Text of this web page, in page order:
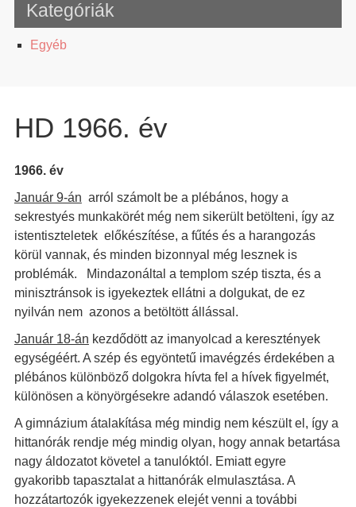
Kategóriák
Egyéb
HD 1966. év
1966. év
Január 9-án arról számolt be a plébános, hogy a
sekrestyés munkakörét még nem sikerült betölteni, így az
istentiszteletek előkészítése, a fűtés és a harangozás
körül vannak, és minden bizonnyal még lesznek is
problémák. Mindazonáltal a templom szép tiszta, és a
minisztránsok is igyekeztek ellátni a dolgukat, de ez
nyilván nem azonos a betöltött állással.
Január 18-án kezdődött az imanyolcad a keresztények
egységéért. A szép és egyöntetű imavégzés érdekében a
plébános különböző dolgokra hívta fel a hívek figyelmét,
különösen a könyörgésekre adandó válaszok esetében.
A gimnázium átalakítása még mindig nem készült el, így a
hittanórák rendje még mindig olyan, hogy annak betartása
nagy áldozatot követel a tanulóktól. Emiatt egyre
gyakoribb tapasztalat a hittanórák elmulasztása. A
hozzátartozók igyekezzenek elejét venni a további